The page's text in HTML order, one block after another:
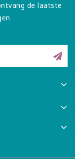
de laatste